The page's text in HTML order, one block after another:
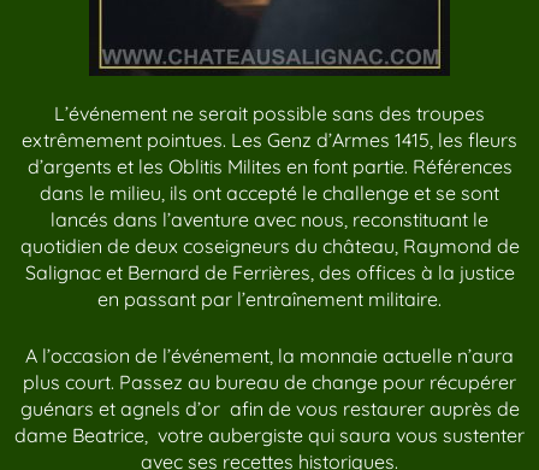
L’événement ne serait possible sans des troupes
extrêmement pointues. Les Genz d’Armes 1415, les fleurs
d’argents et les Oblitis Milites en font partie. Références
dans le milieu, ils ont accepté le challenge et se sont
lancés dans l’aventure avec nous, reconstituant le
quotidien de deux coseigneurs du château, Raymond de
Salignac et Bernard de Ferrières, des offices à la justice
en passant par l’entraînement militaire.
A l’occasion de l’événement, la monnaie actuelle n’aura
plus court. Passez au bureau de change pour récupérer
guénars et agnels d’or afin de vous restaurer auprès de
dame Beatrice, votre aubergiste qui saura vous sustenter
avec ses recettes historiques.